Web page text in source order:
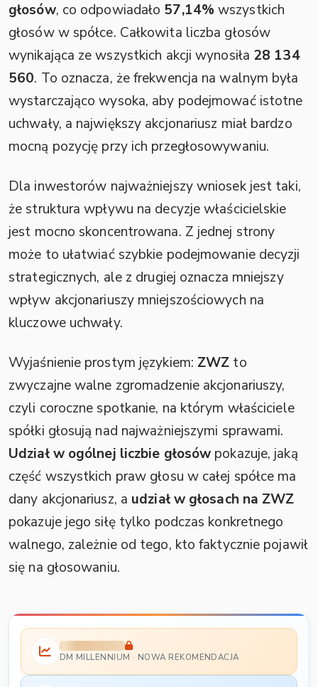
głosów, co odpowiadało 57,14% wszystkich
głosów w spółce. Całkowita liczba głosów
wynikająca ze wszystkich akcji wynosiła 28 134
560. To oznacza, że frekwencja na walnym była
wystarczająco wysoka, aby podejmować istotne
uchwały, a największy akcjonariusz miał bardzo
mocną pozycję przy ich przegłosowywaniu.
Dla inwestorów najważniejszy wniosek jest taki,
że struktura wpływu na decyzje właścicielskie
jest mocno skoncentrowana. Z jednej strony
może to ułatwiać szybkie podejmowanie decyzji
strategicznych, ale z drugiej oznacza mniejszy
wpływ akcjonariuszy mniejszościowych na
kluczowe uchwały.
Wyjaśnienie prostym językiem: ZWZ to
zwyczajne walne zgromadzenie akcjonariuszy,
czyli coroczne spotkanie, na którym właściciele
spółki głosują nad najważniejszymi sprawami.
Udział w ogólnej liczbie głosów pokazuje, jaką
część wszystkich praw głosu w całej spółce ma
dany akcjonariusz, a udział w głosach na ZWZ
pokazuje jego siłę tylko podczas konkretnego
walnego, zależnie od tego, kto faktycznie pojawił
się na głosowaniu.
DM MILLENNIUM · NOWA REKOMENDACJA